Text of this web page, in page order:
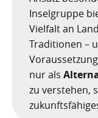
Giftige
Riesenkalmare
Achamán
Guayota -
Magec -
Chaxiraxi
Wie Kastilien
Die
Nachhaltig
Die
Inselgruppe
Vielfalt an
Traditionen –
nur als
zu verstehen,